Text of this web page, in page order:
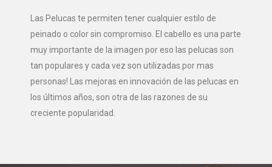
Las Pelucas te permiten tener cualquier estilo de
peinado o color sin compromiso. El cabello es una parte
muy importante de la imagen por eso las pelucas son
tan populares y cada vez son utilizadas por mas
personas! Las mejoras en innovación de las pelucas en
los últimos años, son otra de las razones de su
creciente popularidad.